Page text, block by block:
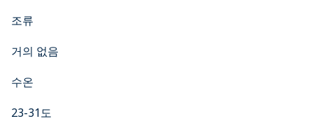
조류
거의 없음
수온
23-31도